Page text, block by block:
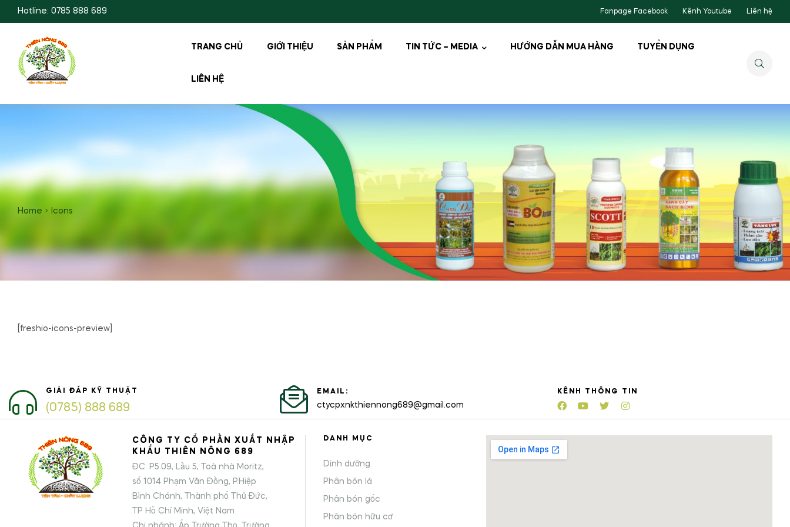
Hotline: 0785 888 689 Fanpage Facebook Kênh Youtube Liên hệ
TRANG CHỦ GIỚI THIỆU SẢN PHẨM TIN TỨC – MEDIA HƯỚNG DẪN MUA HÀNG TUYỂN DỤNG
LIÊN HỆ
Home Icons
[freshio-icons-preview]
GIẢI ĐÁP KỸ THUẬT
(0785) 888 689
EMAIL:
ctycpxnkthiennong689@gmail.com
KÊNH THÔNG TIN
CÔNG TY CỔ PHẦN XUẤT NHẬP
KHẨU THIÊN NÔNG 689
ĐC: P5.09, Lầu 5, Toà nhà Moritz,
số 1014 Phạm Văn Đồng, P.Hiệp
Bình Chánh, Thành phố Thủ Đức,
TP Hồ Chí Minh, Việt Nam
DANH MỤC
Dinh dưỡng
Phân bón lá
Phân bón gốc
Phân bón hữu cơ